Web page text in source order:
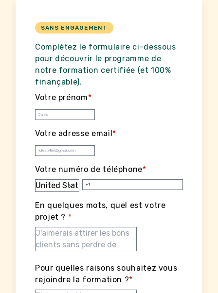
SANS ENGAGEMENT
Complétez le formulaire ci-dessous
pour découvrir le programme de
notre formation certifiée (et 100%
finançable).
Votre prénom*
Votre adresse email*
Votre numéro de téléphone*
En quelques mots, quel est votre
projet ? *
Pour quelles raisons souhaitez vous
rejoindre la formation ?*